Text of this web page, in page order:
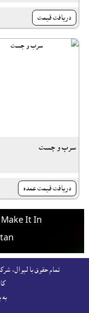
دريافت قيمت
سرب و جست
دريافت قيمت عمده
It In
تمام حقوق با لېوال،
به